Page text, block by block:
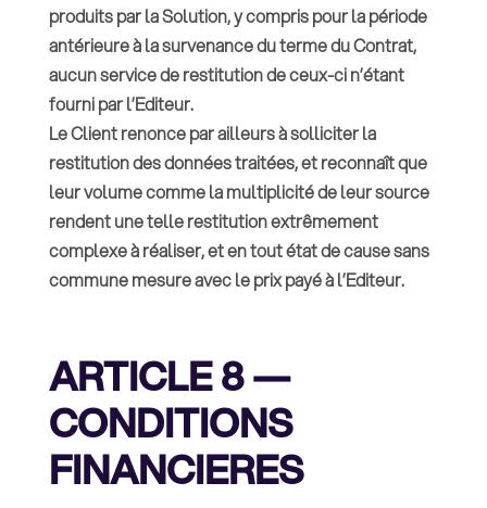
produits par la Solution, y compris pour la période
antérieure à la survenance du terme du Contrat,
aucun service de restitution de ceux-ci n’étant
fourni par l’Editeur.
Le Client renonce par ailleurs à solliciter la
restitution des données traitées, et reconnaît que
leur volume comme la multiplicité de leur source
rendent une telle restitution extrêmement
complexe à réaliser, et en tout état de cause sans
commune mesure avec le prix payé à l’Editeur.
ARTICLE 8 —
CONDITIONS
FINANCIERES